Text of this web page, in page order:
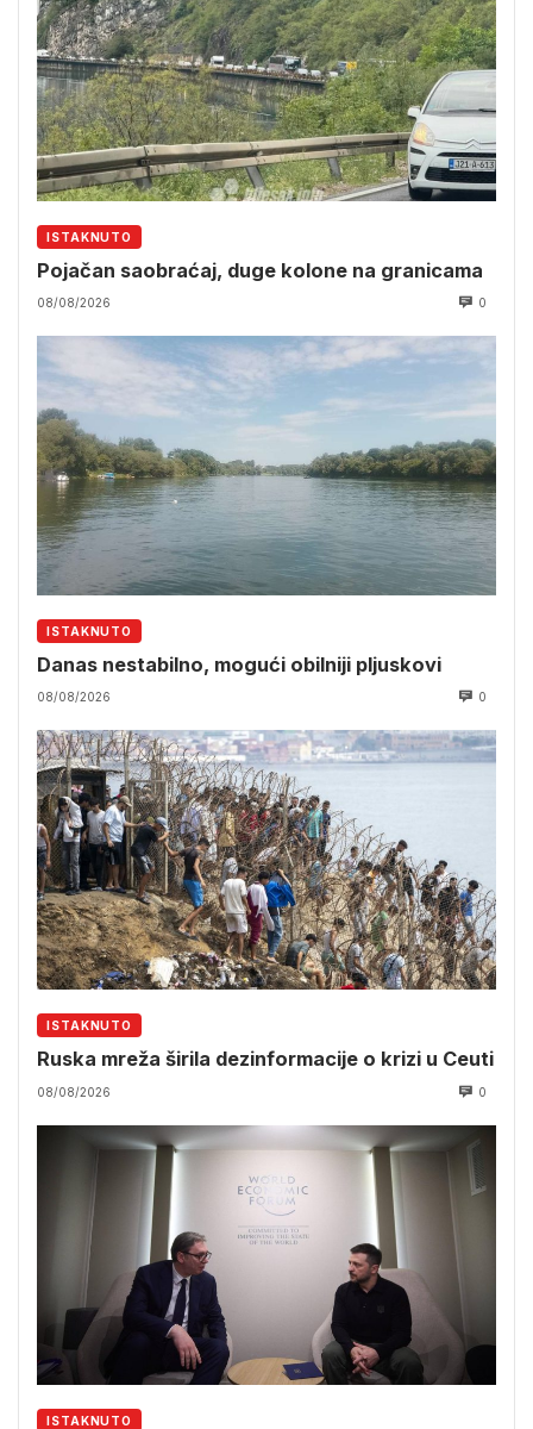
ISTAKNUTO
Pojačan saobraćaj, duge kolone na granicama
08/08/2026 0
ISTAKNUTO
Danas nestabilno, mogući obilniji pljuskovi
08/08/2026 0
ISTAKNUTO
Ruska mreža širila dezinformacije o krizi u Ceuti
08/08/2026 0
ISTAKNUTO